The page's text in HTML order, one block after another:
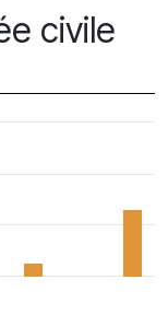
civile